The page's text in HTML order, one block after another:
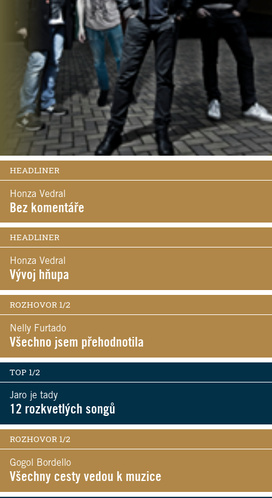
HEADLINER
Honza Vedral
Bez komentáře
HEADLINER
Honza Vedral
Vývoj hňupa
ROZHOVOR 1/2
Nelly Furtado
Všechno jsem přehodnotila
TOP 1/2
Jaro je tady
12 rozkvetlých songů
ROZHOVOR 1/2
Gogol Bordello
Všechny cesty vedou k muzice